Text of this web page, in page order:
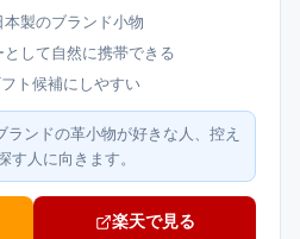
製のブランド小物
して自然に携帯できる
ト候補にしやすい
ランドの革小物が好きな人、控え
す人に向きます。
楽天で見る